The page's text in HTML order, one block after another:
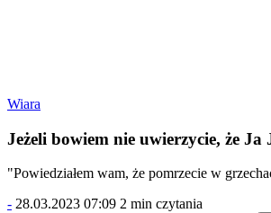
Wiara
Jeżeli bowiem nie uwierzycie, że Ja
"Powiedziałem wam, że pomrzecie w
- 28.03.2023 07:09 2 min czytania